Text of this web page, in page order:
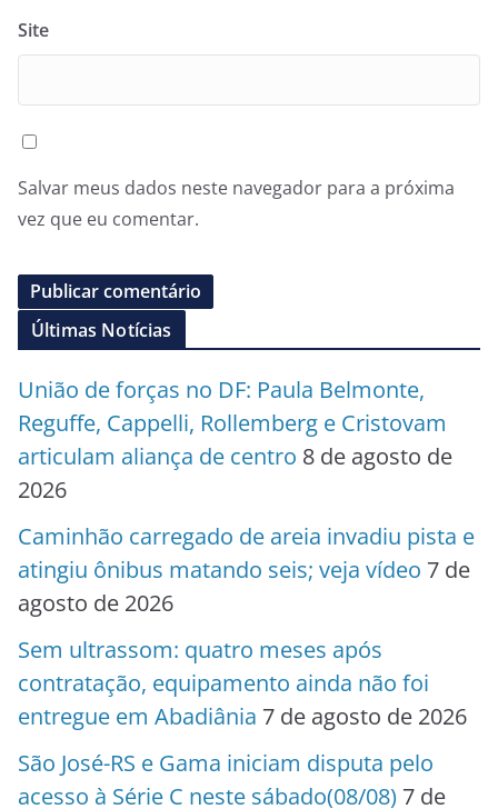
Site
Salvar meus dados neste navegador para a próxima
vez que eu comentar.
Últimas Notícias
União de forças no DF: Paula Belmonte,
Reguffe, Cappelli, Rollemberg e Cristovam
articulam aliança de centro 8 de agosto de
2026
Caminhão carregado de areia invadiu pista e
atingiu ônibus matando seis; veja vídeo 7 de
agosto de 2026
Sem ultrassom: quatro meses após
contratação, equipamento ainda não foi
entregue em Abadiânia 7 de agosto de 2026
São José-RS e Gama iniciam disputa pelo
acesso à Série C neste sábado(08/08) 7 de